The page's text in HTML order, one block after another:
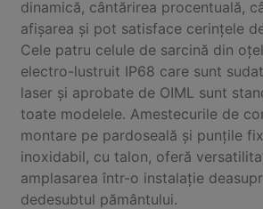
dinamică, cântărirea procentuală,
afișarea și pot satisface cerințele
Cele patru celule de sarcină din
electro-lustruit IP68 care sunt
laser și aprobate de OIML sunt
toate modelele. Amestecurile de
montare pe pardoseală și punțile
inoxidabil, cu talon, oferă
amplasarea într-o instalație
dedesubtul pământului.